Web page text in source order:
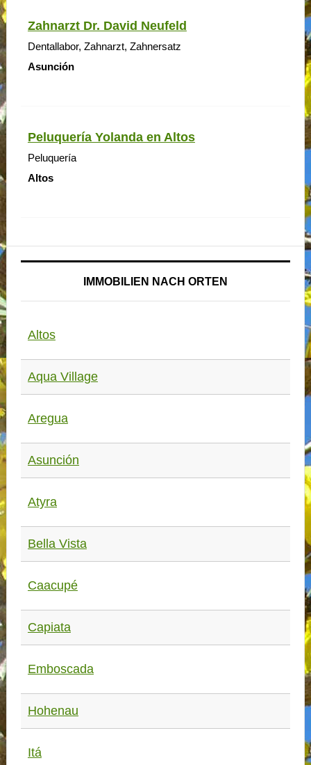
Zahnarzt Dr. David Neufeld
Dentallabor, Zahnarzt, Zahnersatz
Asunción
Peluquería Yolanda en Altos
Peluquería
Altos
IMMOBILIEN NACH ORTEN
Altos
Aqua Village
Aregua
Asunción
Atyra
Bella Vista
Caacupé
Capiata
Emboscada
Hohenau
Itá